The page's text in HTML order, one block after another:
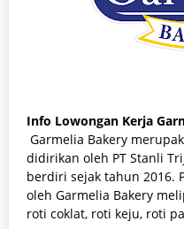
Info Lowongan Kerja
Garmelia Bakery
didirikan oleh PT Stanli
berdiri sejak tahun 2016.
oleh Garmelia Bakery
roti coklat, roti keju, roti